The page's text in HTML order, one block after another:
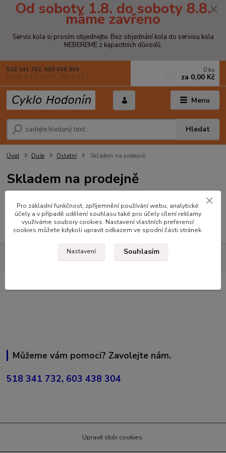
Od soboty 1.8. do soboty 8.8.
máme zavřeno
Servis kola si prosím objednejte. Bez objednání kola do servisu kola
NEBEREME z kapacitních důvodů.
Menu
Hledat
518 341 732, 603 438 304
Po-Pá 9-12, 13-17 ; So- 9-11
0 ks
za 0,00 Kč
Úvod Duše Ostatní Skladem na prodejně
Skladem na prodejně
Můžeme vám pomoci? Zavolejte nám.
518 341 732, 603 438 304
Upravit sběr cookies.
Pro základní funkčnost, zpříjemnění používání webu, analytické
účely a v případě udělení souhlasu také pro účely cílení reklamy
využíváme soubory cookies. Nastavení vlastních preferencí
cookies můžete kdykoli upravit odkazem ve spodní části stránek.
Nastavení Souhlasím